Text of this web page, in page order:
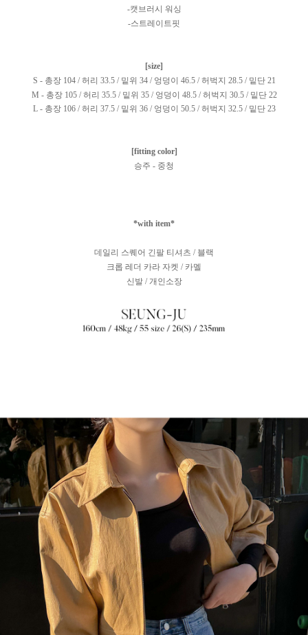
-캣브러시 워싱
-스트레이트핏
[size]
S - 총장 104 / 허리 33.5 / 밑위 34 / 엉덩이 46.5 / 허벅지 28.5 / 밑단 21
M - 총장 105 / 허리 35.5 / 밑위 35 / 엉덩이 48.5 / 허벅지 30.5 / 밑단 22
L - 총장 106 / 허리 37.5 / 밑위 36 / 엉덩이 50.5 / 허벅지 32.5 / 밑단 23
[fitting color]
승주 - 중청
*with item*
데일리 스퀘어 긴팔 티셔츠 / 블랙
크롭 레더 카라 자켓 / 카멜
신발 / 개인소장